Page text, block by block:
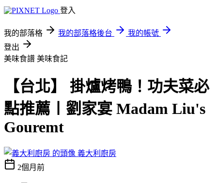
登入
我的部落格 我的部落格後台
我的帳號
登出
美味食譜 美味食記
【台北】 掛爐烤鴨！功夫菜必
點推薦〡劉家宴 Madam Liu's
Gouremt
義大利廚房
2個月前